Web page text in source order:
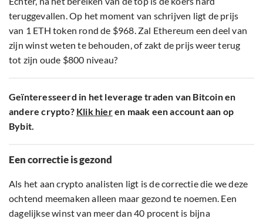
teruggevallen. Op het moment van schrijven ligt de prijs
van 1 ETH token rond de $968. Zal Ethereum een deel van
zijn winst weten te behouden, of zakt de prijs weer terug
tot zijn oude $800 niveau?
Geïnteresseerd in het leverage traden van Bitcoin en
andere crypto? Klik hieren maak een account aan op
Bybit.
Een correctie is gezond
Als het aan crypto analisten ligt is de correctie die we deze
ochtend meemaken alleen maar gezond te noemen. Een
dagelijkse winst van meer dan 40 procent is bijna